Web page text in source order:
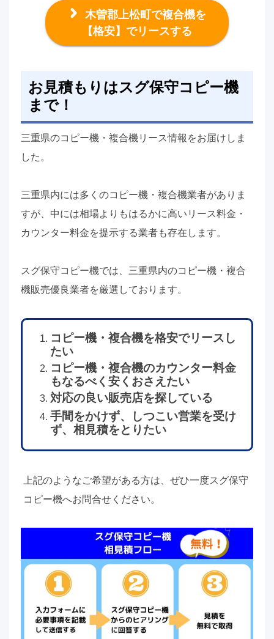
木曽郡上松町で複合機を
【格安】でリースする
お見積もりはスグ保守コピー機
まで！
三重県のコピー機・複合機リース情報をお届けしま
した。
三重県内には多くのコピー機・複合機業者がありま
すが、中には相場よりもはるかに高いリース料金・
カウンター料金を提示する業者も存在します。
スグ保守コピー機では、三重県内のコピー機・複合
機販売優良業者を厳選しております。
コピー機・複合機を格安でリースし
たい
コピー機・複合機のカウンター料金
もなるべく安くおさえたい
対応の良い販売店を探している
手間をかけず、しつこい営業を受け
ず、相見積をとりたい
上記のようなご希望がある方は、ぜひ一度スグ保守
コピー機へお問合せください。